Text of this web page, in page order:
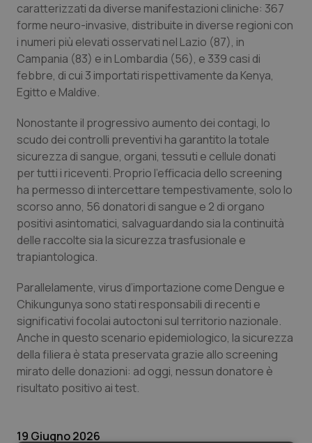
Sicilia
Toscana
Umbria
Valle D’Aosta
Veneto
Neuroscienze & patologie neurodegenerative
Obesità
Oftalmologia
Oncodermatologia
Oncoematologia
Oncologia & Nutrizione
Psoriasi & pelle
Quotidiano Chirurgia
Quotidiano Oncologia
Quotidiano Pediatria
caratterizzati da diverse manifestazioni cliniche: 367
forme neuro-invasive, distribuite in diverse regioni con
i numeri più elevati osservati nel Lazio (87), in
Campania (83) e in Lombardia (56), e 339 casi di
febbre, di cui 3 importati rispettivamente da Kenya,
Egitto e Maldive.
Nonostante il progressivo aumento dei contagi, lo
scudo dei controlli preventivi ha garantito la totale
sicurezza di sangue, organi, tessuti e cellule donati
per tutti i riceventi. Proprio l’efficacia dello screening
ha permesso di intercettare tempestivamente, solo lo
scorso anno, 56 donatori di sangue e 2 di organo
positivi asintomatici, salvaguardando sia la continuità
delle raccolte sia la sicurezza trasfusionale e
trapiantologica.
Parallelamente, virus d’importazione come Dengue e
Chikungunya sono stati responsabili di recenti e
significativi focolai autoctoni sul territorio nazionale.
Anche in questo scenario epidemiologico, la sicurezza
della filiera è stata preservata grazie allo screening
mirato delle donazioni: ad oggi, nessun donatore è
risultato positivo ai test.
19 Giugno 2026